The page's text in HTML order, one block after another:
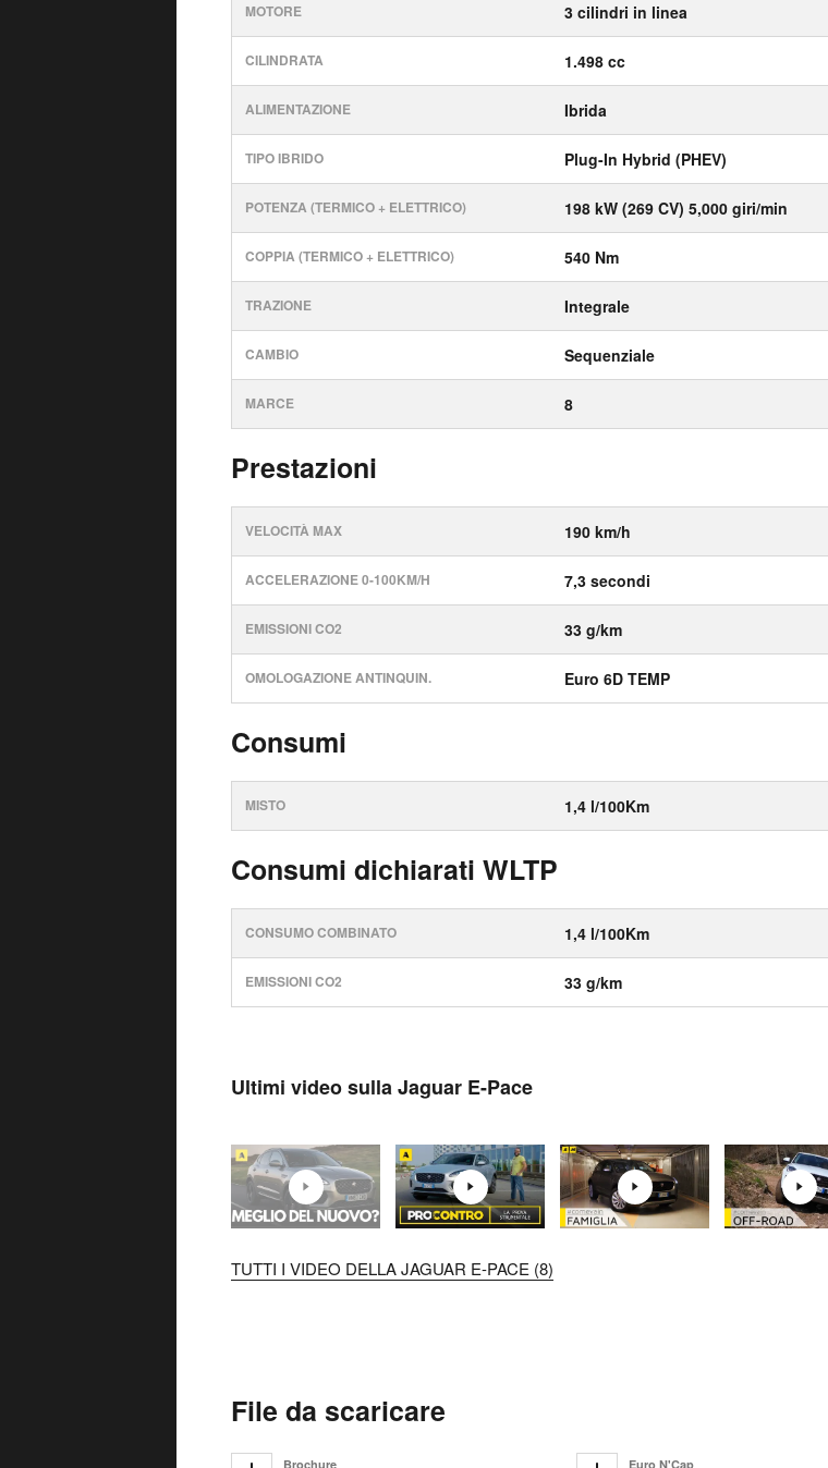
MOTORE 3 cilindri in linea
CILINDRATA 1.498 cc
ALIMENTAZIONE Ibrida
TIPO IBRIDO Plug-In Hybrid (PHEV)
POTENZA (TERMICO + ELETTRICO) 198 kW (269 CV) 5,000 giri/min
COPPIA (TERMICO + ELETTRICO) 540 Nm
TRAZIONE Integrale
CAMBIO Sequenziale
MARCE 8
Prestazioni
VELOCITÀ MAX 190 km/h
ACCELERAZIONE 0-100KM/H 7,3 secondi
EMISSIONI CO2 33 g/km
OMOLOGAZIONE ANTINQUIN. Euro 6D TEMP
Consumi
MISTO 1,4 l/100Km
Consumi dichiarati WLTP
CONSUMO COMBINATO 1,4 l/100Km
EMISSIONI CO2 33 g/km
Ultimi video sulla Jaguar E-Pace
TUTTI I VIDEO DELLA JAGUAR E-PACE (8)
File da scaricare
Brochure Euro N'Cap